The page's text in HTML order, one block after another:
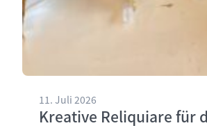
11. Juli 2026
Kreative Reliquiare für